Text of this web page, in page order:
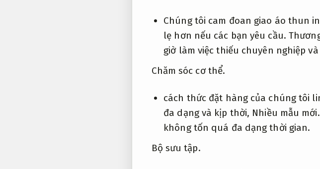
Chúng tôi cam đoan giao áo thun
lẹ hơn nếu các bạn yêu cầu.
giờ làm việc thiếu chuyên nghiệp
Chăm sóc cơ thể.
cách thức đặt hàng của chúng tôi
đa dạng và kịp thời, Nhiều mẫu mới.
không tốn quá đa dạng thời gian.
Bộ sưu tập.